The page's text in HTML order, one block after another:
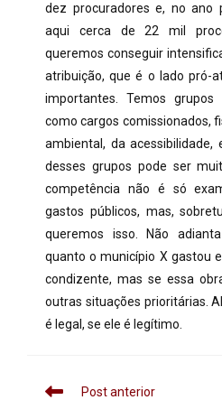
dez procuradores e, no ano
aqui cerca de 22 mil
queremos conseguir
atribuição, que é o lado pró-
importantes. Temos
como cargos comissionados,
ambiental, da acessibilidade,
desses grupos pode ser
competência não é só
gastos públicos, mas,
queremos isso. Não
quanto o município X gastou
condizente, mas se essa
outras situações prioritárias.
é legal, se ele é legítimo.
Post anterior